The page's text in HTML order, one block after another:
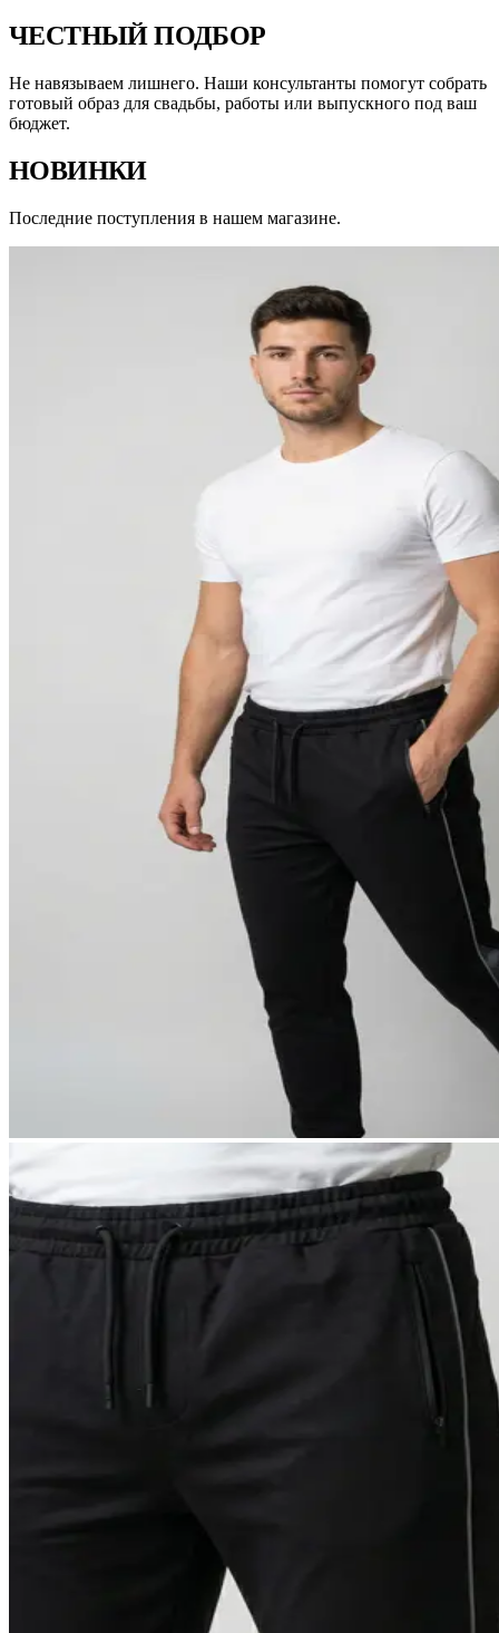
ЧЕСТНЫЙ ПОДБОР
Не навязываем лишнего. Наши консультанты помогут собрать
готовый образ для свадьбы, работы или выпускного под ваш
бюджет.
НОВИНКИ
Последние поступления в нашем магазине.